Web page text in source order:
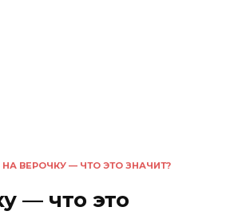
НА ВЕРОЧКУ — ЧТО ЭТО ЗНАЧИТ?
— что это